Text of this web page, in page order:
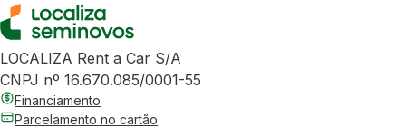
LOCALIZA Rent a Car S/A
CNPJ nº 16.670.085/0001-55
Financiamento
Parcelamento no cartão